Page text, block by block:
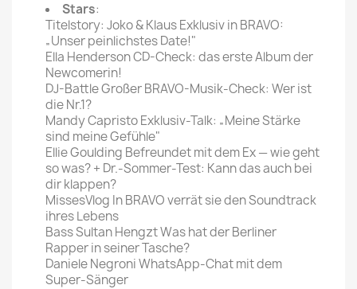
Stars:
Titelstory: Joko & Klaus Exklusiv in BRAVO:
„Unser peinlichstes Date!"
Ella Henderson CD-Check: das erste Album der
Newcomerin!
DJ-Battle Großer BRAVO-Musik-Check: Wer ist
die Nr.1?
Mandy Capristo Exklusiv-Talk: „Meine Stärke
sind meine Gefühle"
Ellie Goulding Befreundet mit dem Ex — wie geht
so was? + Dr.-Sommer-Test: Kann das auch bei
dir klappen?
MissesVlog In BRAVO verrät sie den Soundtrack
ihres Lebens
Bass Sultan Hengzt Was hat der Berliner
Rapper in seiner Tasche?
Daniele Negroni WhatsApp-Chat mit dem
Super-Sänger